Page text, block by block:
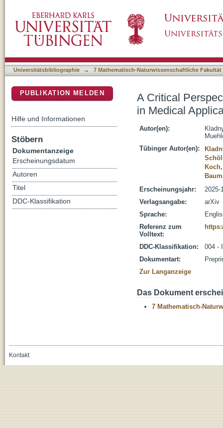
Universitätsbibliographie → 7 Mathematisch-Naturwissenschaftliche Fakultät
A Critical
in Medical
Autor(en):
Tübinger Autor(en):
Erscheinungsjahr:
2025-
Verlagsangabe:
arXiv
Sprache:
Referenz zum
Volltext:
DDC-Klassifikation:
004 -
Dokumentart:
Zur Langanzeige
Das Dokument
7 Mathematisch-
PUBLIKATION MELDEN
Hilfe und Informationen
Stöbern
Dokumentanzeige
Erscheinungsdatum
Autoren
Titel
DDC-Klassifikation
Kontakt